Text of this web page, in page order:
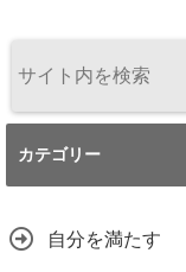
カテゴリー
自分を満たす